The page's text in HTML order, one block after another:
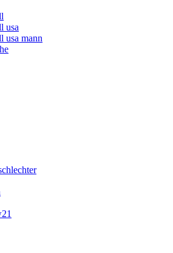
usa
usa mann